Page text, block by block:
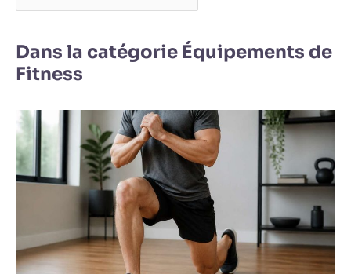
Dans la catégorie Équipements de
Fitness